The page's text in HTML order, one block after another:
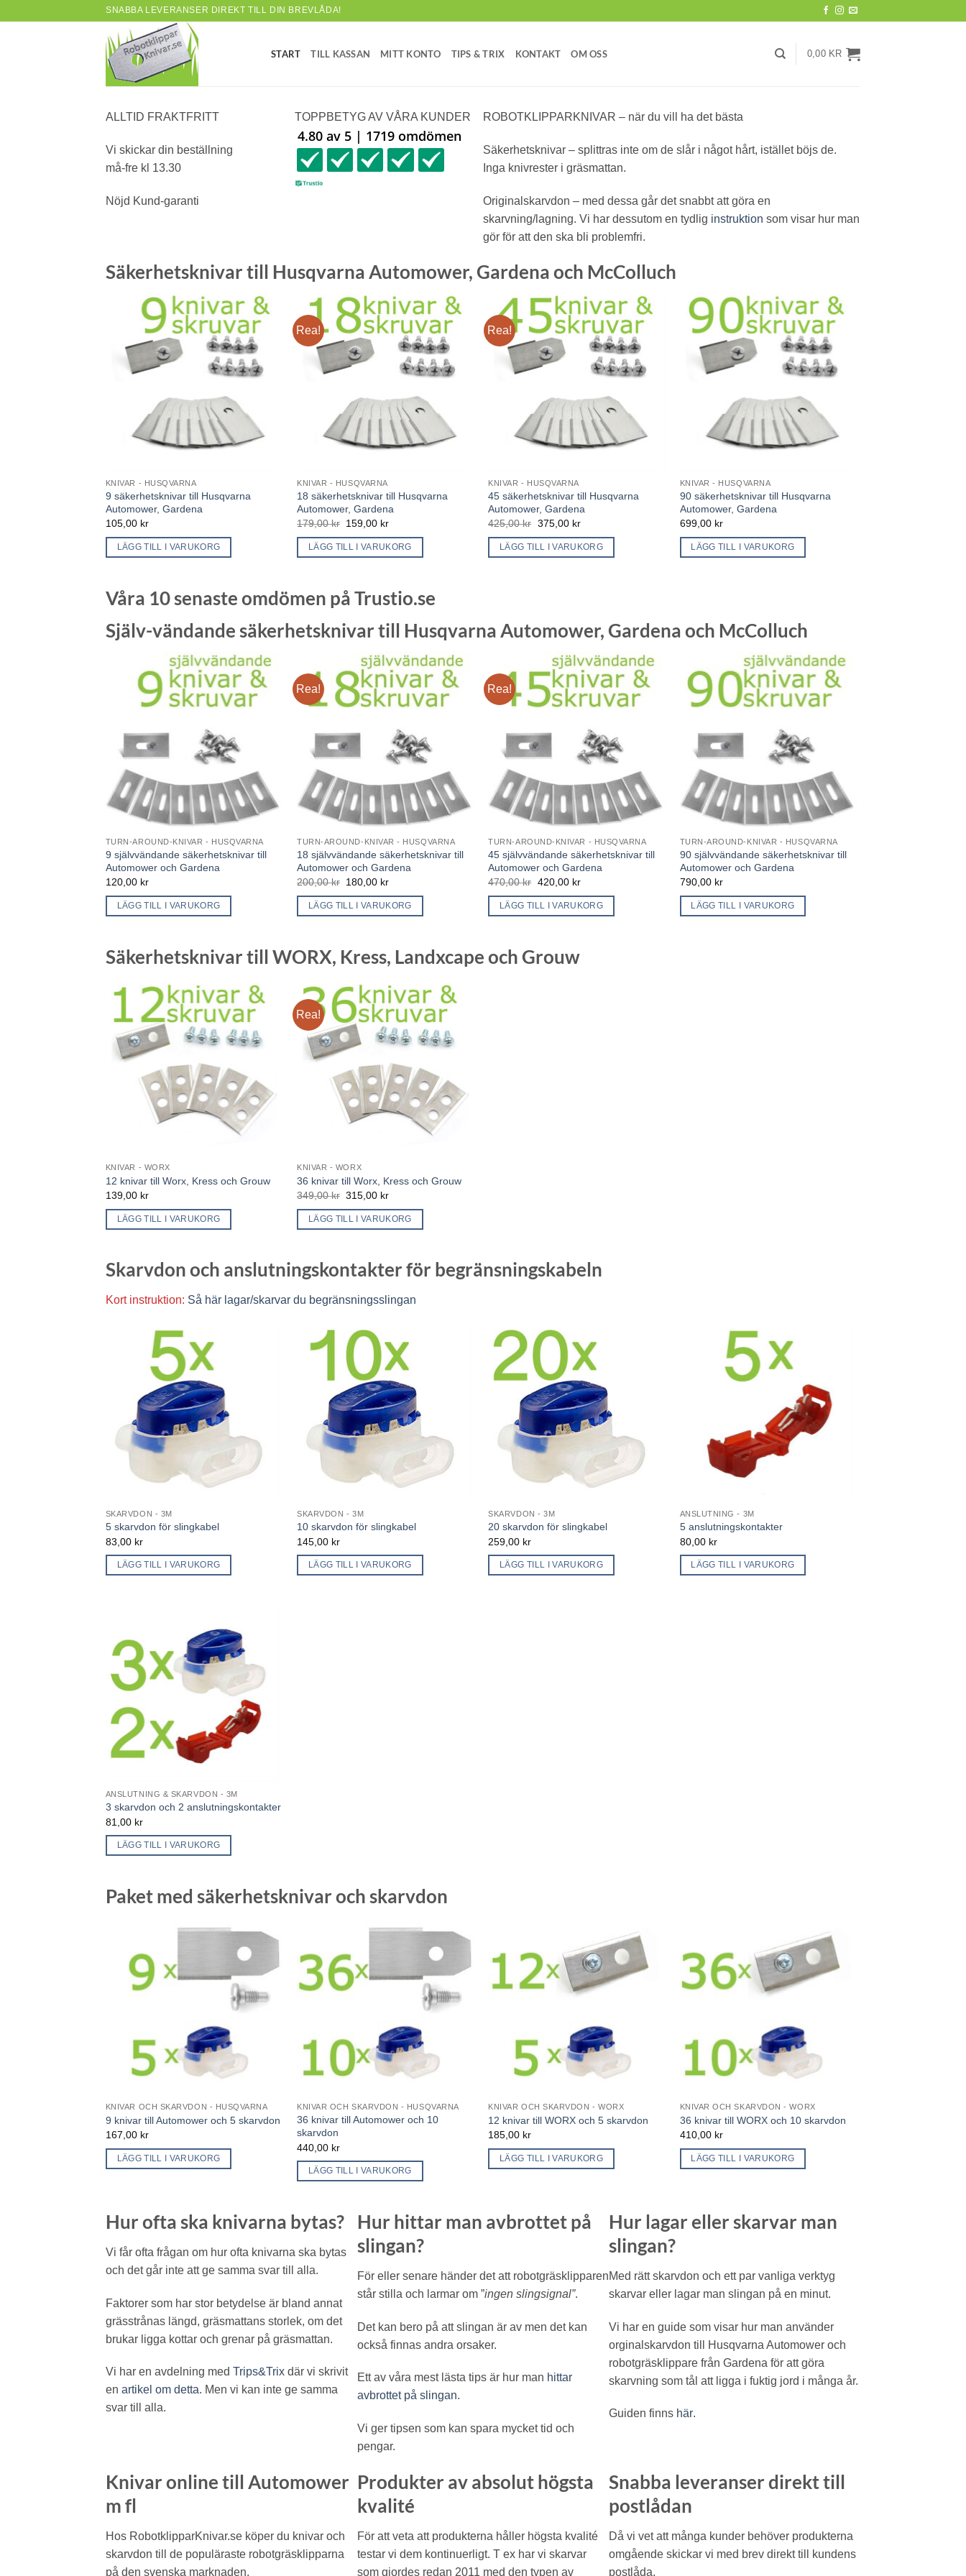
SNABBA LEVERANSER DIREKT TILL DIN BREVLÅDA!
START TILL KASSAN MITT KONTO TIPS & TRIX KONTAKT OM OSS 0,00 KR
ALLTID FRAKTFRITT
Vi skickar din beställning
må-fre kl 13.30
Nöjd Kund-garanti
TOPPBETYG AV VÅRA KUNDER
4.80 av 5 | 1719 omdömen
ROBOTKLIPPARKNIVAR – när du vill ha det bästa
Säkerhetsknivar – splittras inte om de slår i något hårt, istället böjs de.
Inga knivrester i gräsmattan.
Originalskarvdon – med dessa går det snabbt att göra en
skarvning/lagning. Vi har dessutom en tydlig instruktion som visar hur man
gör för att den ska bli problemfri.
Säkerhetsknivar till Husqvarna Automower, Gardena och McColluch
KNIVAR - HUSQVARNA
9 säkerhetsknivar till Husqvarna
Automower, Gardena
105,00 kr
LÄGG TILL I VARUKORG
Rea!
KNIVAR - HUSQVARNA
18 säkerhetsknivar till Husqvarna
Automower, Gardena
179,00kr Det
priset
var:
159,00 krDet
priset
är:
LÄGG TILL I VARUKORG
Rea!
KNIVAR - HUSQVARNA
45 säkerhetsknivar till Husqvarna
Automower, Gardena
425,00kr Det
priset
var:
375,00 krDet
priset
är:
LÄGG TILL I VARUKORG
KNIVAR - HUSQVARNA
90 säkerhetsknivar till Husqvarna
Automower, Gardena
699,00 kr
LÄGG TILL I VARUKORG
Våra 10 senaste omdömen på Trustio.se
Själv-vändande säkerhetsknivar till Husqvarna Automower, Gardena och McColluch
TURN-AROUND-KNIVAR - HUSQVARNA
9 självvändande säkerhetsknivar till
Automower och Gardena
120,00 kr
LÄGG TILL I VARUKORG
Rea!
TURN-AROUND-KNIVAR - HUSQVARNA
18 självvändande säkerhetsknivar till
Automower och Gardena
200,00kr Det
priset
var:
180,00 krDet
priset
är:
LÄGG TILL I VARUKORG
Rea!
TURN-AROUND-KNIVAR - HUSQVARNA
45 självvändande säkerhetsknivar till
Automower och Gardena
470,00kr Det
priset
var:
420,00 krDet
priset
är:
LÄGG TILL I VARUKORG
TURN-AROUND-KNIVAR - HUSQVARNA
90 självvändande säkerhetsknivar till
Automower och Gardena
790,00 kr
LÄGG TILL I VARUKORG
Säkerhetsknivar till WORX, Kress, Landxcape och Grouw
KNIVAR - WORX
12 knivar till Worx, Kress och Grouw
139,00 kr
LÄGG TILL I VARUKORG
Rea!
KNIVAR - WORX
36 knivar till Worx, Kress och Grouw
349,00kr Det
priset
var:
315,00 krDet
priset
är:
LÄGG TILL I VARUKORG
Skarvdon och anslutningskontakter för begränsningskabeln
Kort instruktion: Så här lagar/skarvar du begränsningsslingan
SKARVDON - 3M
5 skarvdon för slingkabel
83,00 kr
LÄGG TILL I VARUKORG
SKARVDON - 3M
10 skarvdon för slingkabel
145,00 kr
LÄGG TILL I VARUKORG
SKARVDON - 3M
20 skarvdon för slingkabel
259,00 kr
LÄGG TILL I VARUKORG
ANSLUTNING - 3M
5 anslutningskontakter
80,00 kr
LÄGG TILL I VARUKORG
ANSLUTNING & SKARVDON - 3M
3 skarvdon och 2 anslutningskontakter
81,00 kr
LÄGG TILL I VARUKORG
Paket med säkerhetsknivar och skarvdon
KNIVAR OCH SKARVDON - HUSQVARNA
9 knivar till Automower och 5 skarvdon
167,00 kr
LÄGG TILL I VARUKORG
KNIVAR OCH SKARVDON - HUSQVARNA
36 knivar till Automower och 10
skarvdon
440,00 kr
LÄGG TILL I VARUKORG
KNIVAR OCH SKARVDON - WORX
12 knivar till WORX och 5 skarvdon
185,00 kr
LÄGG TILL I VARUKORG
KNIVAR OCH SKARVDON - WORX
36 knivar till WORX och 10 skarvdon
410,00 kr
LÄGG TILL I VARUKORG
Hur ofta ska knivarna bytas?
Vi får ofta frågan om hur ofta knivarna ska bytas
och det går inte att ge samma svar till alla.
Faktorer som har stor betydelse är bland annat
grässtrånas längd, gräsmattans storlek, om det
brukar ligga kottar och grenar på gräsmattan.
Vi har en avdelning med Trips&Trix där vi skrivit
en artikel om detta. Men vi kan inte ge samma
svar till alla.
Hur hittar man avbrottet på
slingan?
För eller senare händer det att robotgräsklipparen
står stilla och larmar om ”ingen slingsignal”.
Det kan bero på att slingan är av men det kan
också finnas andra orsaker.
Ett av våra mest lästa tips är hur man hittar
avbrottet på slingan.
Vi ger tipsen som kan spara mycket tid och
pengar.
Hur lagar eller skarvar man
slingan?
Med rätt skarvdon och ett par vanliga verktyg
skarvar eller lagar man slingan på en minut.
Vi har en guide som visar hur man använder
orginalskarvdon till Husqvarna Automower och
robotgräsklippare från Gardena för att göra
skarvning som tål att ligga i fuktig jord i många år.
Guiden finns här.
Knivar online till Automower
m fl
Hos RobotklipparKnivar.se köper du knivar och
skarvdon till de populäraste robotgräsklipparna
på den svenska marknaden.
Produkter av absolut högsta
kvalité
För att veta att produkterna håller högsta kvalité
testar vi dem kontinuerligt. T ex har vi skarvar
som gjordes redan 2011 med den typen av
Snabba leveranser direkt till
postlådan
Då vi vet att många kunder behöver produkterna
omgående skickar vi med brev direkt till kundens
postlåda.